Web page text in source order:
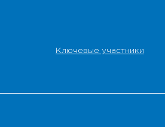
Ключевые участники